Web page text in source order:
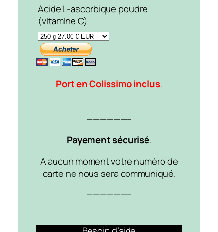
Acide L-ascorbique poudre
(vitamine C)
Port en Colissimo inclus.
——————–
Payement sécurisé.
A aucun moment votre numéro de
carte ne nous sera communiqué.
——————–